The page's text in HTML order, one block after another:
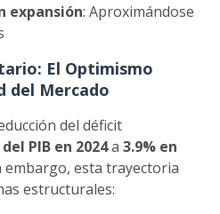
expansión: Aproximándose
El Optimismo
del Mercado
del déficit
del PIB en 2024a 3.9% en
embargo, esta trayectoria
estructurales: